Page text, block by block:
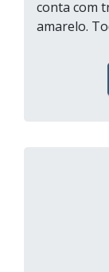
conta com
amarelo.